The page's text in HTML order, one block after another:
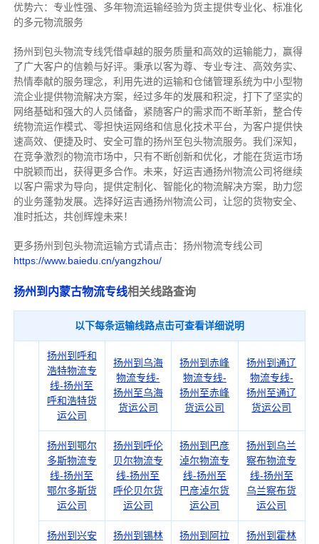
优势六：专业性强、多年物流运输经验为货主提供专业化、标准化
的多元物流服务
扬州到包头物流专线凭借卓越的服务质量和高效的运输能力，赢得
了广大客户的信赖与好评。 秉承以客为尊、专业专注、高效务实、
热情奉献的服务理念，利用先进的运输和仓储管理系统为中小型物
流企业提供物流解决方案，经过多年的发展和积淀，打下了坚实的
网络基础和强大的人员储备，紧随客户的需求而不断革新，整合传
统物流运作模式、零担快运网络和信息化技术平台，为客户提供快
速高效、便捷及时、安全可靠的扬州至包头物流服务。 我们深知，
在竞争激烈的物流市场中，只有不断创新和优化，才能在货运市场
中脱颖而出，获得更多合作。 未来，好运吉通扬州物流公司将继续
以客户需求为导向，提供定制化、智能化的物流解决方案，助力您
的业务蓬勃发展。选择好运吉通扬州物流公司，让您的货物安全、
准时抵达，共创辉煌未来！
更多扬州到包头物流运输方式请点击：扬州物流专线公司
https://www.baiedu.cn/yangzhou/
扬州到内蒙古物流专线相关线路查询
以下每条运输线路点击可查看详细说明
扬州到呼和
浩特物流专
线-扬州至
呼和浩特货
运公司
扬州到乌海
物流专线-
扬州至乌海
货运公司
扬州到赤峰
物流专线-
扬州至赤峰
货运公司
扬州到通辽
物流专线-
扬州至通辽
货运公司
扬州到鄂尔
多斯物流专
线-扬州至
鄂尔多斯货
运公司
扬州到呼伦
贝尔物流专
线-扬州至
呼伦贝尔货
运公司
扬州到巴彦
淖尔物流专
线-扬州至
巴彦淖尔货
运公司
扬州到乌兰
察布物流专
线-扬州至
乌兰察布货
运公司
扬州到兴安
扬州到锡林
扬州到阿拉
扬州到霍林